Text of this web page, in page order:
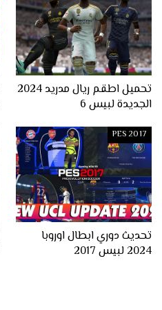
تحميل اطقم ريال مدريد 2024
الجديدة لبيس 6
PES 2017
تحديث دوري ابطال اوروبا
2024 لبيس 2017